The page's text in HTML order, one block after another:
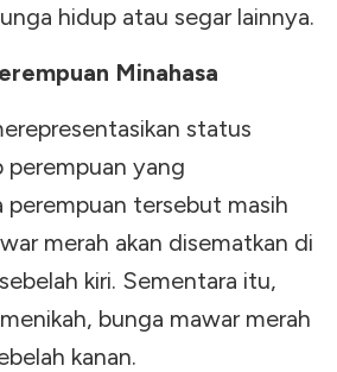
hidup atau segar lainnya.
Minahasa
status
perempuan yang
perempuan tersebut masih
merah akan disematkan di
kiri. Sementara itu,
bunga mawar merah
kanan.